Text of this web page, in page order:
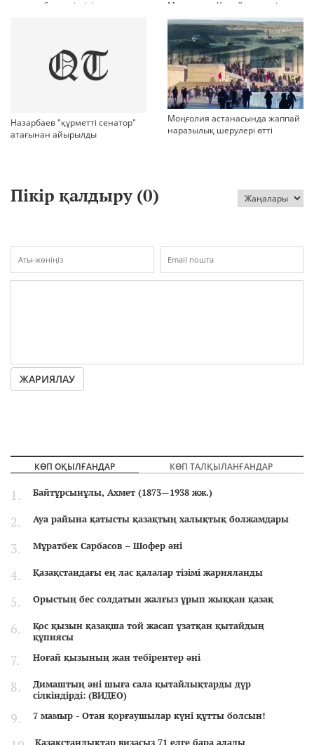
қатысы бар күдіктіні қамады
Моңголия - Қытай мүдделік
қатынастары
Назарбаев "құрметті сенатор"
атағынан айырылды
Моңғолия астанасында жаппай
наразылық шерулері өтті
Пікір қалдыру (0)
ЖАРИЯЛАУ
КӨП ОҚЫЛҒАНДАР КӨП ТАЛҚЫЛАНҒАНДАР
Байтұрсынұлы, Ахмет (1873—1938 жж.)
Ауа райына қатысты қазақтың халықтық болжамдары
Мұратбек Сарбасов – Шофер әні
Қазақстандағы ең лас қалалар тізімі жарияланды
Орыстың бес солдатын жалғыз ұрып жыққан қазақ
Қос қызын қазақша той жасап ұзатқан қытайдың
құпиясы
Ноғай қызының жан тебірентер әні
Димаштың әні шыға сала қытайлықтарды дүр
сілкіндірді: (ВИДЕО)
7 мамыр - Отан қорғаушылар күні құтты болсын!
Қазақстандықтар визасыз 71 елге бара алады